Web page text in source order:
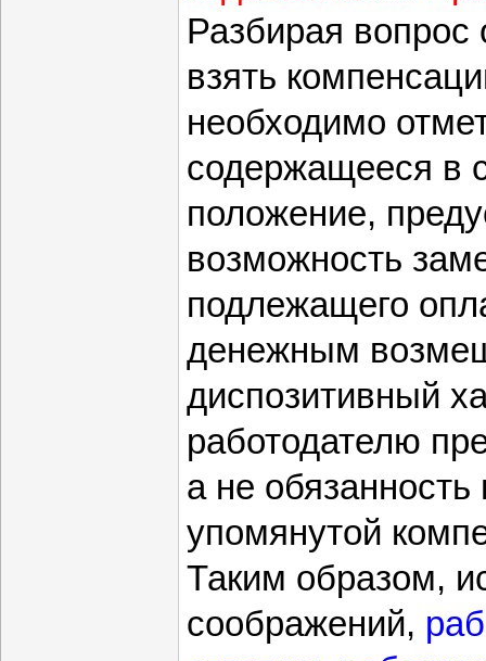
Разбирая
взять
необходимо
содержащееся в
положение,
возможность
подлежащего
денежным
диспозитивный
работодателю
а не
упомянутой
Таким образом,
соображений,